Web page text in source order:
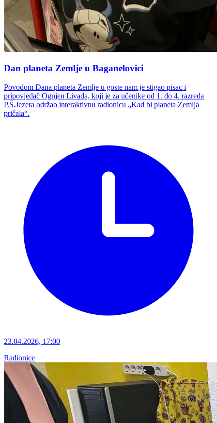
Dan planeta Zemlje u Baganelovici
Povodom Dana planeta Zemlje u goste nam je stigao pisac i
pripovjedač Ognjen Livada, koji je za učenike od 1. do 4. razreda
P.Š.Jezera održao interaktivnu radionicu „Kad bi planeta Zemlja
pričala“.
23.04.2026, 17:00
Radionice